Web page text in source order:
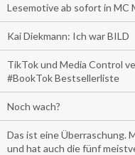
Lesemotive ab sofort in MC
Kai Diekmann: Ich war BILD
TikTok und Media Control
#BookTok Bestsellerliste
Noch wach?
Das ist eine Überraschung.
und hat auch die fünf